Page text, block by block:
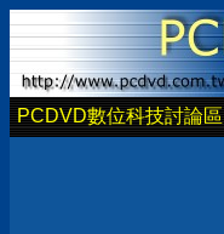
PCDVD數位科技討論區